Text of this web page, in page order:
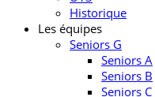
Historique
Les équipes
Seniors G
Seniors A
Seniors B
Seniors C